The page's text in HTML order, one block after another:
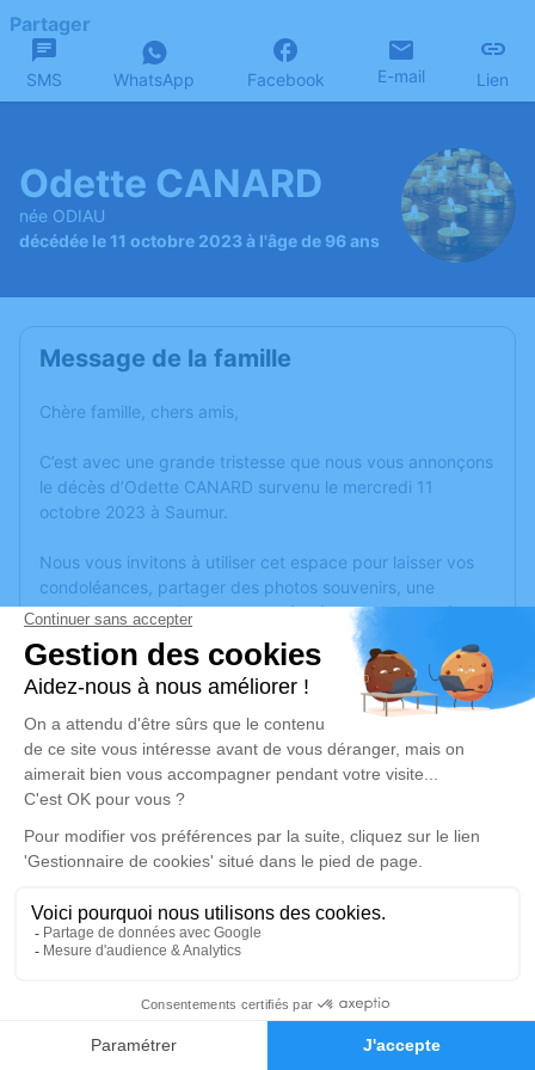
Faire-part Hommages
Partager
SMS WhatsApp Facebook E-mail Lien
Odette CANARD
née ODIAU
décédée le 11 octobre 2023 à l'âge de 96 ans
Message de la famille
Chère famille, chers amis,
C’est avec une grande tristesse que nous vous annonçons
le décès d’Odette CANARD survenu le mercredi 11
octobre 2023 à Saumur.
Nous vous invitons à utiliser cet espace pour laisser vos
condoléances, partager des photos souvenirs, une
anecdote ou exprimer vos pensées à travers des poèmes
ou des textes. Cet endroit est un lieu d'expression dédié à
honorer la mémoire d’Odette CANARD.
Un service de plantation d’arbre hommage estdisponible
lundi 16 octobre 2023 à 10h00
Église Saint Nicolas de Saumur
20 rue des carabiniers de monsieur